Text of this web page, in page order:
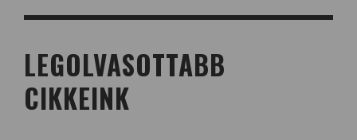
LEGOLVASOTTABB
CIKKEINK